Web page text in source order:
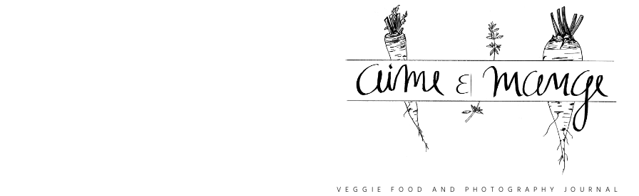
VEGGIE FOOD AND PHOTOGRAPHY JOURNAL